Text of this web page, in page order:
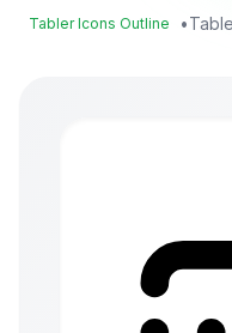
Tabler Icons Outline •